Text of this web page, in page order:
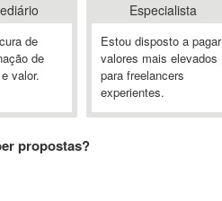
de
de
valor.
Especialista
Estou disposto a pagar
valores mais elevados
para freelancers
experientes.
propostas?